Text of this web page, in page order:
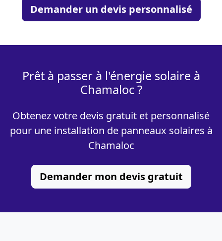
Demander un devis personnalisé
Prêt à passer à l'énergie solaire à
Chamaloc ?
Obtenez votre devis gratuit et personnalisé
pour une installation de panneaux solaires à
Chamaloc
Demander mon devis gratuit